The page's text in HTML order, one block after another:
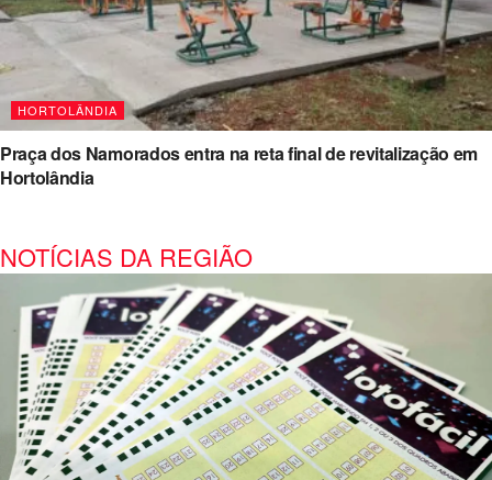
HORTOLÂNDIA
Praça dos Namorados entra na reta final de revitalização em
Hortolândia
NOTÍCIAS DA REGIÃO